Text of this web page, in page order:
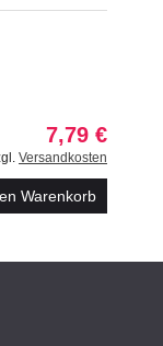
7,79 €
Versandkosten
Warenkorb